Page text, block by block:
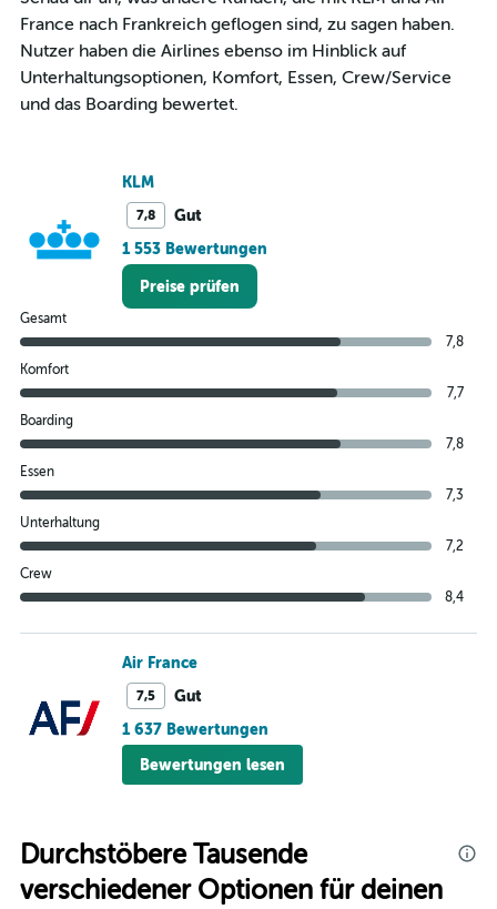
Y
axis
displaying
values.
France nach Frankreich geflogen sind, zu sagen haben.
Nutzer haben die Airlines ebenso im Hinblick auf
Unterhaltungsoptionen, Komfort, Essen, Crew/Service
und das Boarding bewertet.
KLM
7,8
Gut
1 553 Bewertungen
Preise prüfen
Gesamt
7,8
Komfort
7,7
Boarding
7,8
Essen
7,3
Unterhaltung
7,2
Crew
8,4
Air France
7,5
Gut
1 637 Bewertungen
Bewertungen lesen
Durchstöbere Tausende
verschiedener Optionen für deinen